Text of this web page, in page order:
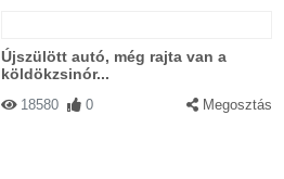
Újszülött autó, még rajta van a
köldökzsinór...
18580 0 Megosztás